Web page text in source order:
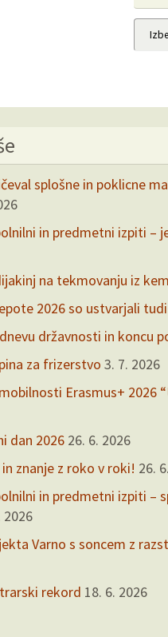
Arhivi
splošne in poklicne
in predmetni izpiti –
na tekmovanju iz
2026 so ustvarjali
državnosti in koncu
za frizerstvo 3. 7. 2026
Erasmus+ 2026
dan 2026 26. 6. 2026
znanje z roko v roki! 26.
in predmetni izpiti –
2026
Varno s soncem z
rekord 18. 6. 2026